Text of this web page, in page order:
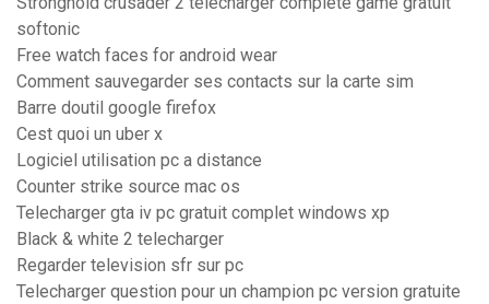
softonic
Free watch faces for android wear
Comment sauvegarder ses contacts sur la carte sim
Barre doutil google firefox
Cest quoi un uber x
Logiciel utilisation pc a distance
Counter strike source mac os
Telecharger gta iv pc gratuit complet windows xp
Black & white 2 telecharger
Regarder television sfr sur pc
Telecharger question pour un champion pc version gratuite